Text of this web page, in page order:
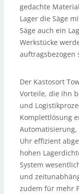
gedachte
Lager die Säge
Säge auch ein
Werkstücke
auftragsbezogen
Der Kastosort
Vorteile, die ihn
und
Komplettlösung
Uhr effizient
hohen
System
und
zudem für mehr